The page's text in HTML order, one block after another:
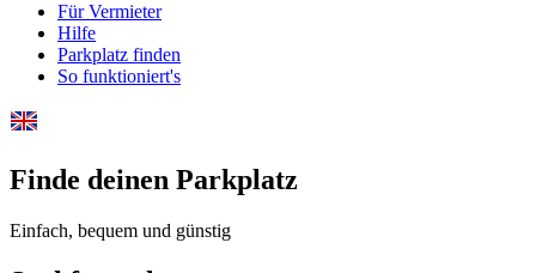
Für Vermieter
Hilfe
Parkplatz finden
So funktioniert's
Finde deinen Parkplatz
Einfach, bequem und günstig